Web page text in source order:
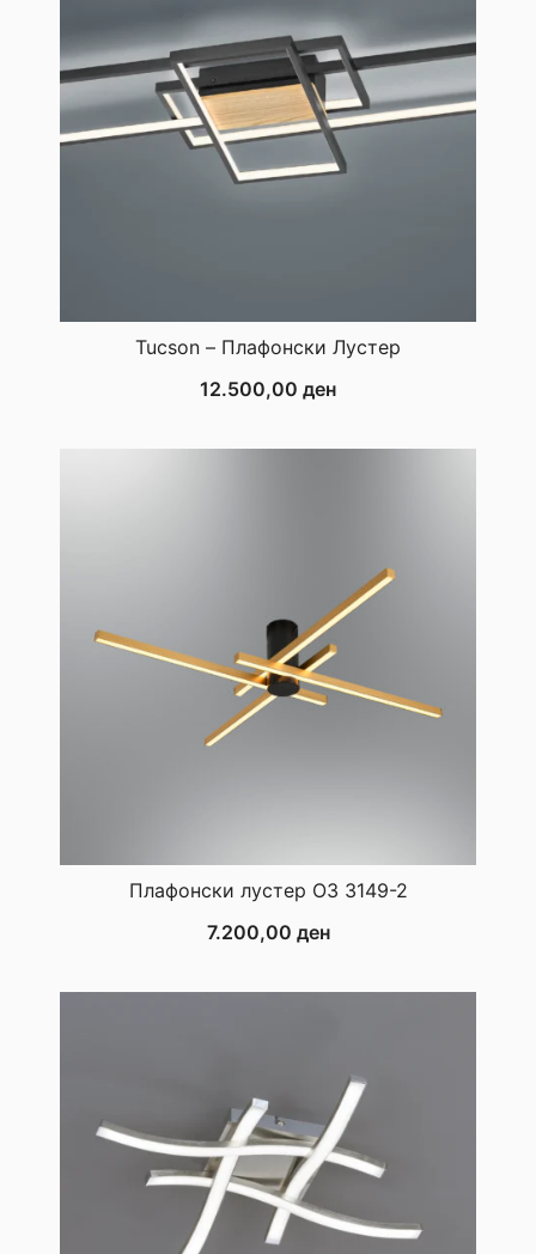
Tucson – Плафонски Лустер
12.500,00 ден
Плафонски лустер ОЗ 3149-2
7.200,00 ден